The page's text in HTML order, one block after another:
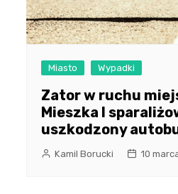
Miasto Wypadki
Zator w ruchu
Mieszka I
uszkodzony
Kamil Borucki 10